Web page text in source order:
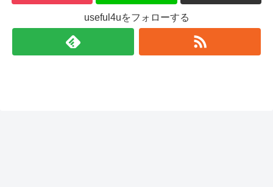
useful4uをフォローする